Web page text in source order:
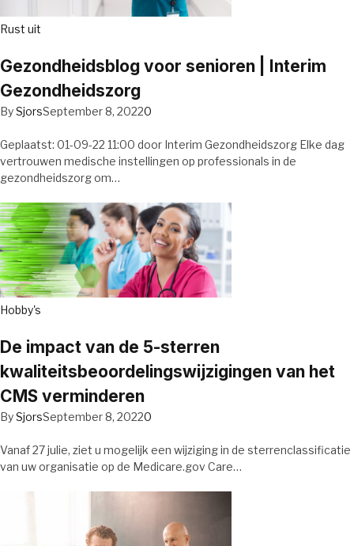
Rust uit
Gezondheidsblog voor senioren | Interim
Gezondheidszorg
BySjorsSeptember 8, 20220
Geplaatst: 01-09-22 11:00 door Interim Gezondheidszorg Elke dag
vertrouwen medische instellingen op professionals in de
gezondheidszorg om…
Hobby's
De impact van de 5-sterren
kwaliteitsbeoordelingswijzigingen van het
CMS verminderen
BySjorsSeptember 8, 20220
Vanaf 27 julie, ziet u mogelijk een wijziging in de sterrenclassificatie
van uw organisatie op de Medicare.gov Care…